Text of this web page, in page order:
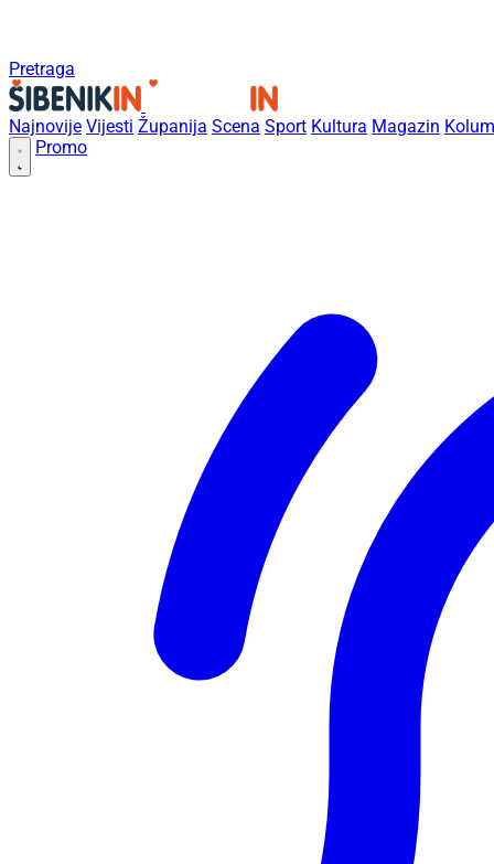
Pretraga
Najnovije Vijesti Županija Scena Sport Kultura Magazin
Promo